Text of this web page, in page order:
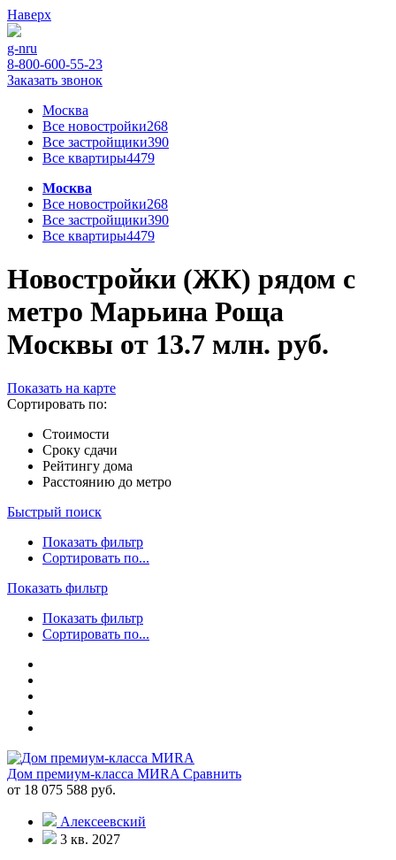
Наверх
g-nru
8-800-600-55-23
Заказать звонок
Москва
Все новостройки268
Все застройщики390
Все квартиры4479
Москва
Все новостройки268
Все застройщики390
Все квартиры4479
Новостройки (ЖК) рядом с
метро Марьина Роща
Москвы от 13.7 млн. руб.
Показать на карте
Сортировать по:
Стоимости
Сроку сдачи
Рейтингу дома
Расстоянию до метро
Быстрый поиск
Показать фильтр
Сортировать по...
Показать фильтр
Показать фильтр
Сортировать по...
Дом премиум-класса MИRA Сравнить
от 18 075 588 руб.
Алексеевский
3 кв. 2027